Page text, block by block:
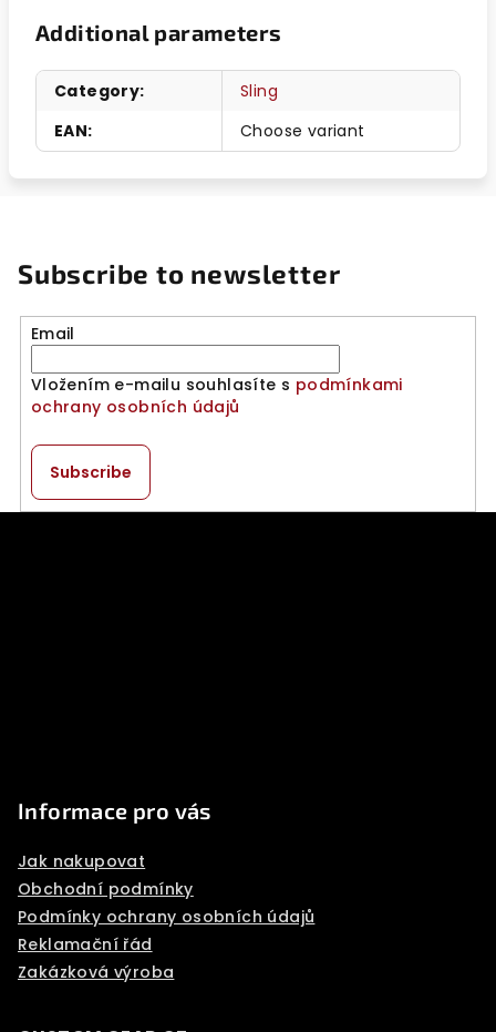
Additional parameters
Category:
Sling
EAN: Choose variant
Subscribe to newsletter
Email
Vložením e-mailu souhlasíte s podmínkami
ochrany osobních údajů
Subscribe
Informace pro vás
Jak nakupovat
Obchodní podmínky
Podmínky ochrany osobních údajů
Reklamační řád
Zakázková výroba